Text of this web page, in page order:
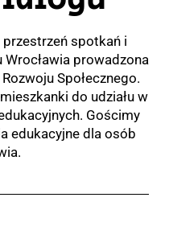
spotkań i
Wrocławia prowadzona
Społecznego.
do udziału w
Gościmy
edukacyjne dla osób